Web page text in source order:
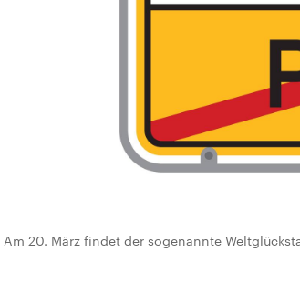
Am 20. März findet der sogenannte